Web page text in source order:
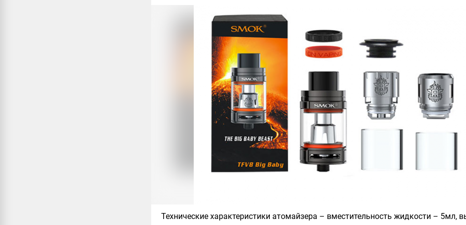
Технические характеристики атомайзера – вместительность жидкости – 5мл,